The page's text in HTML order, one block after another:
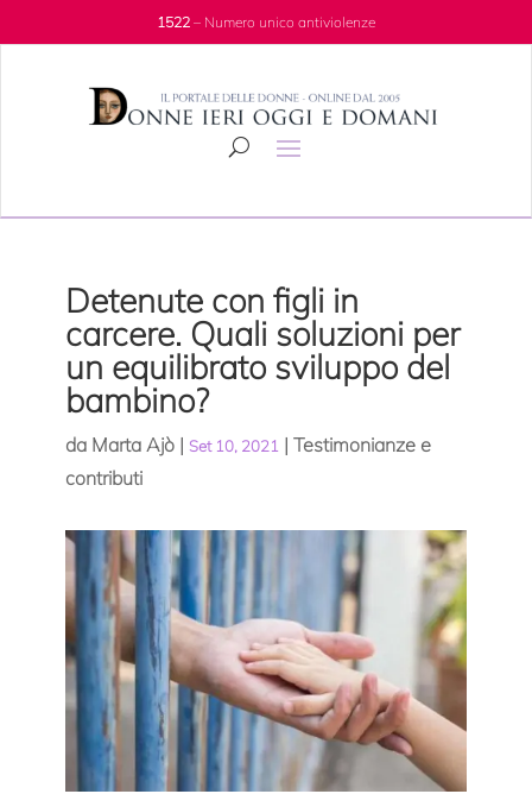
1522– Numero unico antiviolenze
Detenute con figli in
carcere. Quali soluzioni per
un equilibrato sviluppo del
bambino?
da Marta Ajò| Set 10, 2021| Testimonianze e
contributi